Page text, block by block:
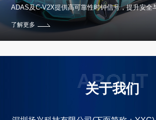
ADAS及C-V2X提供高可靠性时钟信号，提升安全
了解更多
ABOUT
关于我们